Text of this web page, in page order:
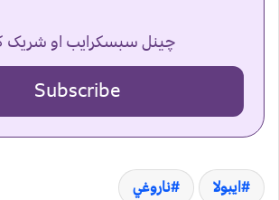
چینل سبسکرایب او شریک
Subscribe
ایبولا ناروغي